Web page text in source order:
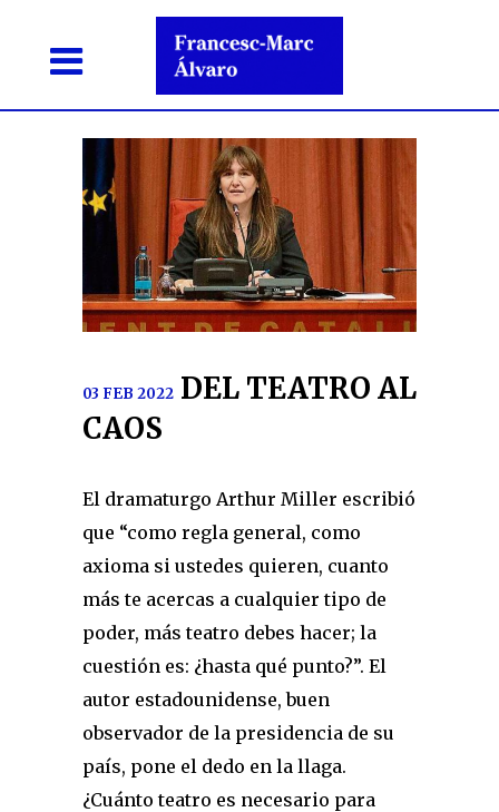
03 FEB 2022 DEL TEATRO AL
CAOS
El dramaturgo Arthur Miller escribió
que “como regla general, como
axioma si ustedes quieren, cuanto
más te acercas a cualquier tipo de
poder, más teatro debes hacer; la
cuestión es: ¿hasta qué punto?”. El
autor estadounidense, buen
observador de la presidencia de su
país, pone el dedo en la llaga.
¿Cuánto teatro es necesario para